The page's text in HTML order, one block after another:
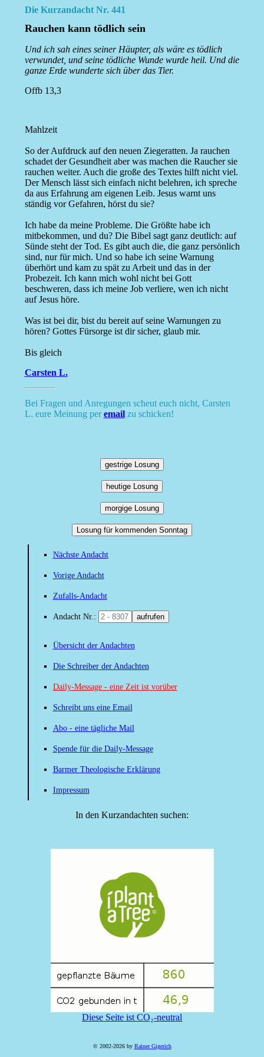
Die Kurzandacht Nr. 441
Rauchen kann tödlich sein
Und ich sah eines seiner Häupter, als wäre es tödlich
verwundet, und seine tödliche Wunde wurde heil. Und die
ganze Erde wunderte sich über das Tier.
Offb 13,3
Mahlzeit
So der Aufdruck auf den neuen Ziegeratten. Ja rauchen
schadet der Gesundheit aber was machen die Raucher sie
rauchen weiter. Auch die große des Textes hilft nicht viel.
Der Mensch lässt sich einfach nicht belehren, ich spreche
da aus Erfahrung am eigenen Leib. Jesus warnt uns
ständig vor Gefahren, hörst du sie?
Ich habe da meine Probleme. Die Größte habe ich
mitbekommen, und du? Die Bibel sagt ganz deutlich: auf
Sünde steht der Tod. Es gibt auch die, die ganz persönlich
sind, nur für mich. Und so habe ich seine Warnung
überhört und kam zu spät zu Arbeit und das in der
Probezeit. Ich kann mich wohl nicht bei Gott
beschweren, dass ich meine Job verliere, wen ich nicht
auf Jesus höre.
Was ist bei dir, bist du bereit auf seine Warnungen zu
hören? Gottes Fürsorge ist dir sicher, glaub mir.
Bis gleich
Carsten L.
Bei Fragen und Anregungen scheut euch nicht, Carsten
L. eure Meinung peremailzu schicken!
gestrige Losung
heutige Losung
morgige Losung
Losung für kommenden Sonntag
Nächste Andacht
Vorige Andacht
Zufalls-Andacht
Andacht Nr.: aufrufen
Übersicht der Andachten
Die Schreiber der Andachten
Daily-Message - eine Zeit ist vorüber
Schreibt uns eine Email
Abo - eine tägliche Mail
Spende für die Daily-Message
Barmer Theologische Erklärung
Impressum
In den Kurzandachten suchen:
Diese Seite ist CO₂-neutral
© 2002-2026 by Rainer Gigerich